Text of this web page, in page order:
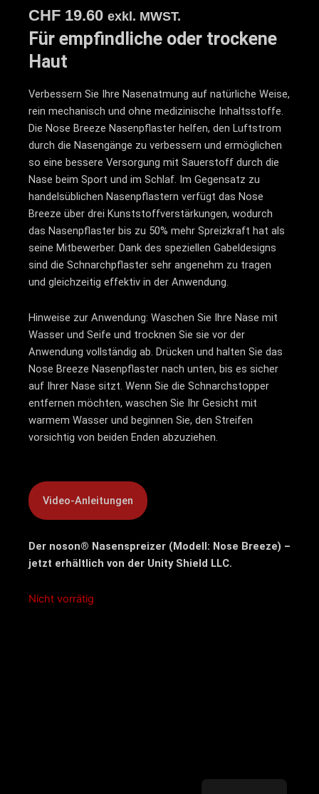
CHF 19.60 exkl. MWST.
Für empfindliche oder trockene
Haut
Verbessern Sie Ihre Nasenatmung auf natürliche Weise,
rein mechanisch und ohne medizinische Inhaltsstoffe.
Die Nose Breeze Nasenpflaster helfen, den Luftstrom
durch die Nasengänge zu verbessern und ermöglichen
so eine bessere Versorgung mit Sauerstoff durch die
Nase beim Sport und im Schlaf. Im Gegensatz zu
handelsüblichen Nasenpflastern verfügt das Nose
Breeze über drei Kunststoffverstärkungen, wodurch
das Nasenpflaster bis zu 50% mehr Spreizkraft hat als
seine Mitbewerber. Dank des speziellen Gabeldesigns
sind die Schnarchpflaster sehr angenehm zu tragen
und gleichzeitig effektiv in der Anwendung.
Hinweise zur Anwendung: Waschen Sie Ihre Nase mit
Wasser und Seife und trocknen Sie sie vor der
Anwendung vollständig ab. Drücken und halten Sie das
Nose Breeze Nasenpflaster nach unten, bis es sicher
auf Ihrer Nase sitzt. Wenn Sie die Schnarchstopper
entfernen möchten, waschen Sie Ihr Gesicht mit
warmem Wasser und beginnen Sie, den Streifen
vorsichtig von beiden Enden abzuziehen.
Der noson® Nasenspreizer (Modell: Nose Breeze) –
jetzt erhältlich von der Unity Shield LLC.
Nicht vorrätig